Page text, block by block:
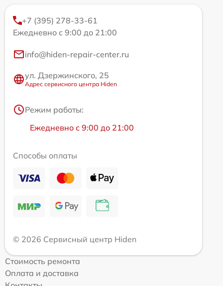
+7 (395) 278-33-61
Ежедневно с 9:00 до 21:00
info@hiden-repair-center.ru
ул. Дзержинского, 25
Адрес сервисного центра Hiden
Режим работы:
Ежедневно с 9:00 до 21:00
Способы оплаты
© 2026 Сервисный центр Hiden
Стоимость ремонта
Оплата и доставка